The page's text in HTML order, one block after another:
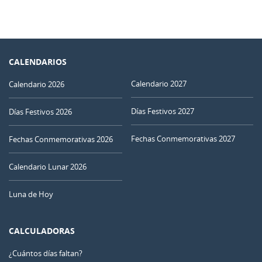
CALENDARIOS
Calendario 2026
Días Festivos 2026
Fechas Conmemorativas 2026
Calendario Lunar 2026
Luna de Hoy
Calendario 2027
Días Festivos 2027
Fechas Conmemorativas 2027
CALCULADORAS
¿Cuántos días faltan?